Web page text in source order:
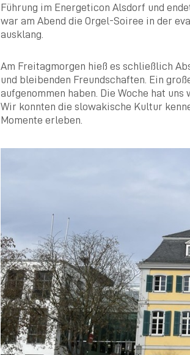
Führung im Energeticon Alsdorf und
war am Abend die Orgel-Soiree in der
ausklang.
Am Freitagmorgen hieß es schließlich
und bleibenden Freundschaften. Ein
aufgenommen haben. Die Woche hat
Wir konnten die slowakische Kultur
Momente erleben.